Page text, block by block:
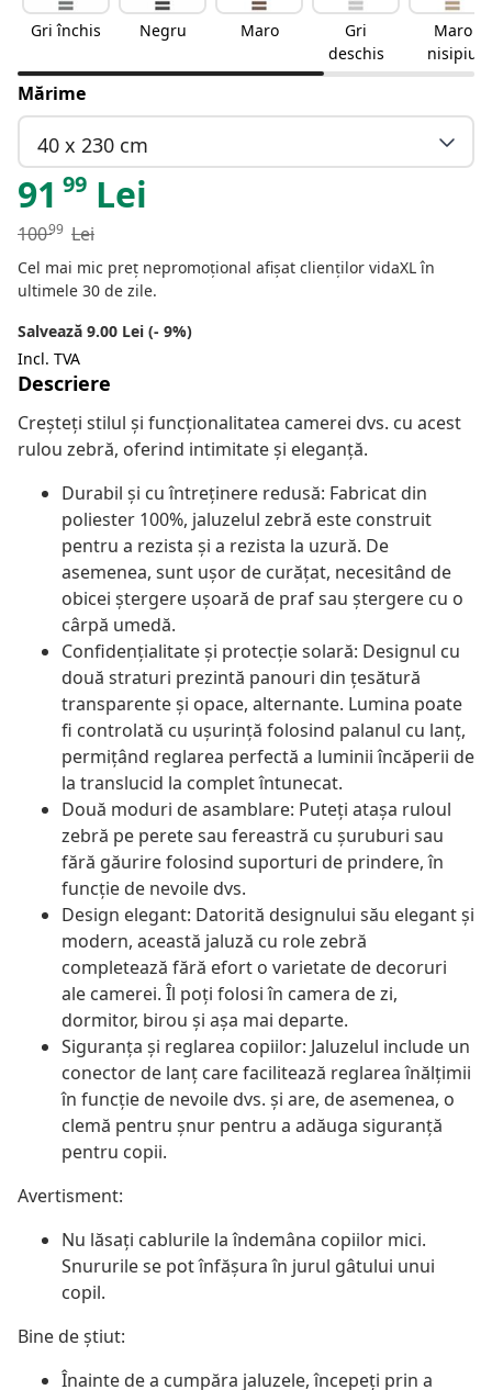
Gri închis Negru Maro
Gri
deschis
Maro
nisipiu
Mărime
40 x 230 cm
91 99 Lei
10099 Lei
Cel mai mic preț nepromoțional afișat clienților vidaXL în
ultimele 30 de zile.
Salvează 9.00 Lei (- 9%)
Incl. TVA
Descriere
Creșteți stilul și funcționalitatea camerei dvs. cu acest
rulou zebră, oferind intimitate și eleganță.
Durabil și cu întreținere redusă: Fabricat din
poliester 100%, jaluzelul zebră este construit
pentru a rezista și a rezista la uzură. De
asemenea, sunt ușor de curățat, necesitând de
obicei ștergere ușoară de praf sau ștergere cu o
cârpă umedă.
Confidențialitate și protecție solară: Designul cu
două straturi prezintă panouri din țesătură
transparente și opace, alternante. Lumina poate
fi controlată cu ușurință folosind palanul cu lanț,
permițând reglarea perfectă a luminii încăperii de
la translucid la complet întunecat.
Două moduri de asamblare: Puteți atașa ruloul
zebră pe perete sau fereastră cu șuruburi sau
fără găurire folosind suporturi de prindere, în
funcție de nevoile dvs.
Design elegant: Datorită designului său elegant și
modern, această jaluză cu role zebră
completează fără efort o varietate de decoruri
ale camerei. Îl poți folosi în camera de zi,
dormitor, birou și așa mai departe.
Siguranța și reglarea copiilor: Jaluzelul include un
conector de lanț care facilitează reglarea înălțimii
în funcție de nevoile dvs. și are, de asemenea, o
clemă pentru șnur pentru a adăuga siguranță
pentru copii.
Avertisment:
Nu lăsați cablurile la îndemâna copiilor mici.
Snururile se pot înfăşura în jurul gâtului unui
copil.
Bine de știut:
Înainte de a cumpăra jaluzele, începeți prin a